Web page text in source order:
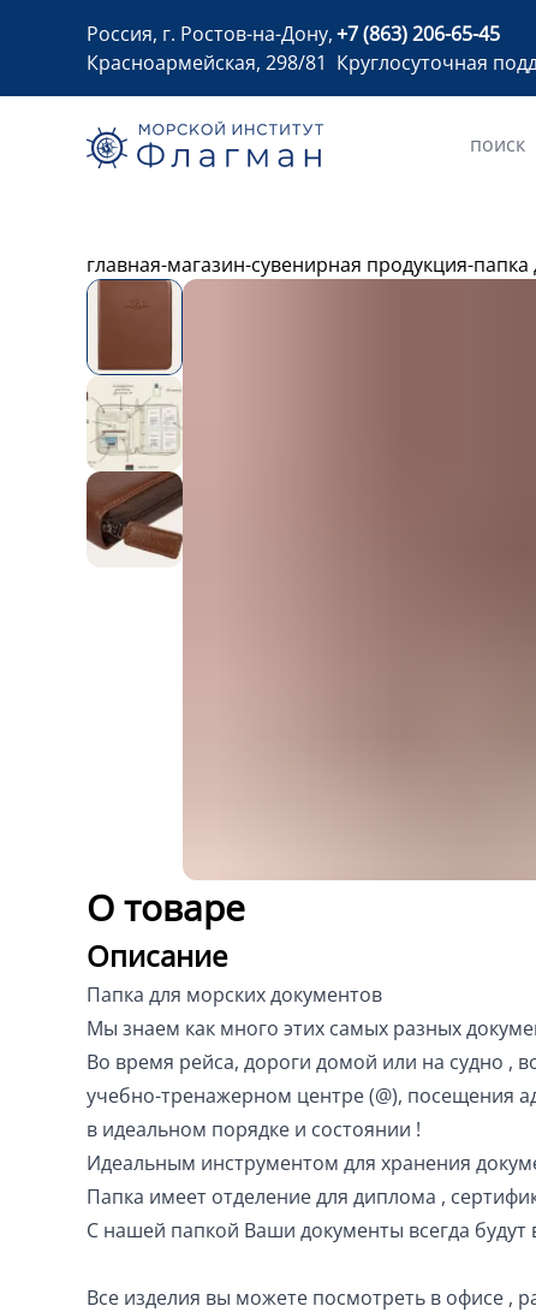
Россия, г. Ростов-на-Дону,
Красноармейская, 298/81
+7 (863) 206-65-45
Круглосуточная
главная-магазин-сувенирная продукция-папка
О товаре
Описание
Папка для морских документов
Мы знаем как много этих самых разных
Во время рейса, дороги домой или на судно ,
учебно-тренажерном центре (@), посещения
в идеальном порядке и состоянии !
Идеальным инструментом для хранения
Папка имеет отделение для диплома ,
С нашей папкой Ваши документы всегда будут
Все изделия вы можете посмотреть в офисе ,